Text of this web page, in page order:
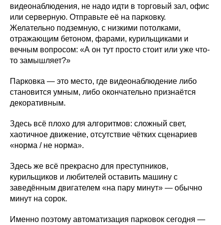
видеонаблюдения, не надо идти в торговый зал, офис
или серверную. Отправьте её на парковку.
Желательно подземную, с низкими потолками,
отражающим бетоном, фарами, курильщиками и
вечным вопросом: «А он тут просто стоит или уже что-
то замышляет?»
Парковка — это место, где видеонаблюдение либо
становится умным, либо окончательно признаётся
декоративным.
Здесь всё плохо для алгоритмов: сложный свет,
хаотичное движение, отсутствие чётких сценариев
«норма / не норма».
Здесь же всё прекрасно для преступников,
курильщиков и любителей оставить машину с
заведённым двигателем «на пару минут» — обычно
минут на сорок.
Именно поэтому автоматизация парковок сегодня —